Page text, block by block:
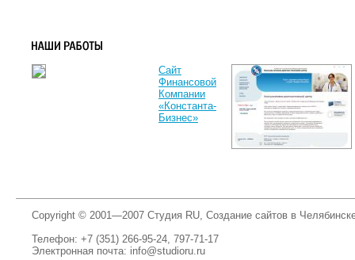
Сайт
Финансовой
Компании
«Константа-
Бизнес»
Copyright © 2001—2007 Студия RU, Создание сайтов в
Телефон: +7 (351) 266-95-24, 797-71-17
Электронная почта: info@studioru.ru